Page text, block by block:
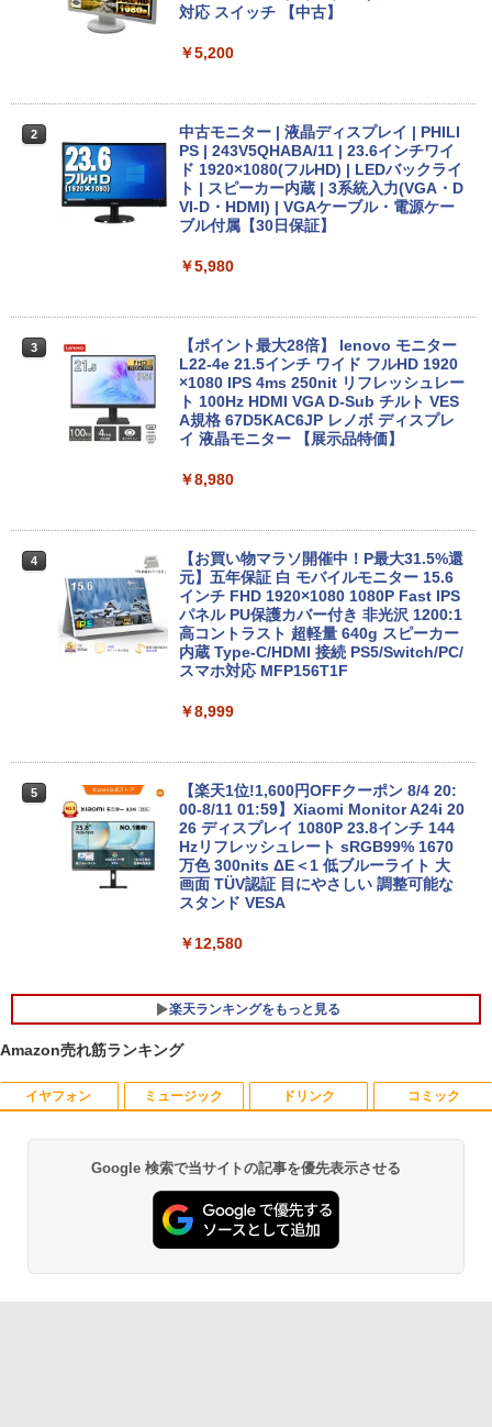
ノートパソコン専用】
￥1,000
2
【期間限定★新品無線マウス付】中古ノ
ートパソコン Windows11 Office2019搭
載 15.6型 テンキー付き Celeron 第8世代
Core i3 Core i5 メモリ4GB/16GB SSD1
28GB～1TB Webカメラ DVD 無線LAN
店長おまかせPC 初期設定済 送料無料
超得1,000円OFF｜新生活応援 豪華特典
付き｜最新OS対応 第8世代｜最大180日
保証｜Core i3 第8世代｜中古ノートパソ
コン Windows11 office付き｜中古ノー
トパソコン 15.6 テンキー付き｜ノートパ
ソコンWindows11 第8世代
【今だけ】全品ポイント10倍 お買い物マ
ラソン★8/4～8/11★中古パソコン ノー
トPC NEC VersaPro VX-4 PC-VKT16XZ
G4 Core i5 8250U メモリ8GB / 16GB 中
古SSD 2.5インチ128GB / 256GB / 512G
【1年保証】
【1500円OFFクーポン】【テンキー&Wi
-Fi】ノートパソコン 15.6インチ SSD128
GB メモリ8GB Core i3 第8世代 Micros
oft Office付き Windows11 Lenovo Thi
nkpad L580 中古ノートパソコン PC パ
メモリ16GB 中古パソコン レノボ
チ | 無線LAN:なし | Win11Pro64bit
￥12,000
2
HP ProDesk 400 G6 DM 【Core i5 1050
0T/メモリ16GB(DDR4)/SSD256GB(M.2
NVMe)/Win11Pro-64bit】【中古/送料無
料】※沖縄・離島を除く
￥32,980
ini pc Windows11 Pro 超軽量 4コア/4ス
レッド 2.9GHz ミニパソコン 静音 M.2 2
242 SATA WIFI6 Bluetooth5.2 4K HDMI
2画面出力 デスクトップPC みにpc 省エ
ネ オフィス高速起動 省電力 静音設計
応】Dell OptiPlex 3070 SFF/第9世代 Co
re i5/メモリ:8GB/16GB/32GB/SSD:256
GB/512GB/1TB/USB 3.1/DP/HDMI/Wi-fi/
2画面出力/Windows11/Windows10/Offi
ce/中古 デスクトップ デスクトップPC
￥37,800
速SSD256GB+HDD500GB DVDマルチ
デスクトップパソコン【中古】【30日保
証】20007027
￥59,800
対応 スイッチ 【中古】
￥5,200
2
中古モニター | 液晶ディスプレイ | PHILI
PS | 243V5QHABA/11 | 23.6インチワイ
ド 1920×1080(フルHD) | LEDバックライ
ト | スピーカー内蔵 | 3系統入力(VGA・D
VI-D・HDMI) | VGAケーブル・電源ケー
ブル付属【30日保証】
￥5,980
3
【ポイント最大28倍】 lenovo モニター
L22-4e 21.5インチ ワイド フルHD 1920
×1080 IPS 4ms 250nit リフレッシュレー
ト 100Hz HDMI VGA D-Sub チルト VES
A規格 67D5KAC6JP レノボ ディスプレ
イ 液晶モニター 【展示品特価】
￥8,980
4
【お買い物マラソ開催中！P最大31.5%還
元】五年保証 白 モバイルモニター 15.6
インチ FHD 1920×1080 1080P Fast IPS
パネル PU保護カバー付き 非光沢 1200:1
高コントラスト 超軽量 640g スピーカー
内蔵 Type-C/HDMI 接続 PS5/Switch/PC/
スマホ対応 MFP156T1F
￥8,999
5
【楽天1位!1,600円OFFクーポン 8/4 20:
00-8/11 01:59】Xiaomi Monitor A24i 20
26 ディスプレイ 1080P 23.8インチ 144
Hzリフレッシュレート sRGB99% 1670
万色 300nits ΔE＜1 低ブルーライト 大
画面 TÜV認証 目にやさしい 調整可能な
スタンド VESA
￥12,580
楽天ランキングをもっと見る
1
宇宙兄弟（46） 【電子書籍】[ 小山宙哉
￥1,131
Amazon売れ筋ランキング
イヤフォン
Anker Soundcore P40i オフホワイト
￥7,990
ミュージック
BRUCE WAYNE feat. Flo Milli, ATL Jacob
[Explicit]
￥250
ドリンク
【Amazon.co.jp限定】 い・ろ・は・す 2L P
ET ラベルレス ×8本
￥1,112
コミック
薬屋のひとりごと 17巻 (デジタル版ビッグガ
ンガンコミックス)
￥770
Google 検索で当サイトの記事を優先表示させる